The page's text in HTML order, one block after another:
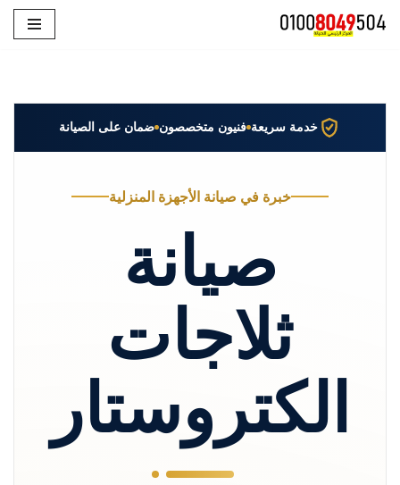
خدمة سريعة فنيون متخصصون ضمان على الصيانة
خبرة في صيانة الأجهزة المنزلية
صيانة
ثلاجات
الكتروستار